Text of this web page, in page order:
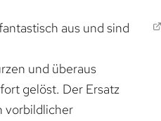
aus und sind
und überaus
gelöst. Der Ersatz
vorbildlicher